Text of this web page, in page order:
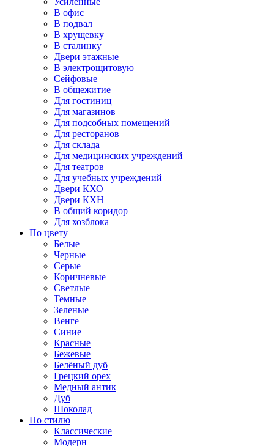
В офис
В подвал
В хрущевку
В сталинку
Двери этажные
В электрощитовую
Сейфовые
В общежитие
Для гостиниц
Для магазинов
Для подсобных помещений
Для ресторанов
Для склада
Для медицинских учреждений
Для театров
Для учебных учреждений
Двери КХО
Двери КХН
В общий коридор
Для хозблока
По цвету
Белые
Черные
Серые
Коричневые
Светлые
Темные
Зеленые
Венге
Синие
Красные
Бежевые
Белёный дуб
Грецкий орех
Медный антик
Дуб
Шоколад
По стилю
Классические
Модерн